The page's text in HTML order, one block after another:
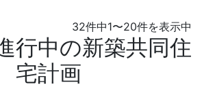
32件中1〜20件を表示中
行中の新築共同住
宅計画